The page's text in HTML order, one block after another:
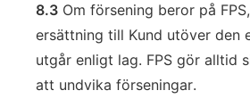
8.3 Om försening beror på
ersättning till Kund utöver den
utgår enligt lag. FPS gör alltid
att undvika förseningar.